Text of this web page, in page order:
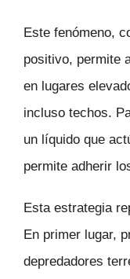
Este fenómeno,
positivo, permite
en lugares
incluso techos.
un líquido que
permite adherir
Esta estrategia
En primer lugar,
depredadores